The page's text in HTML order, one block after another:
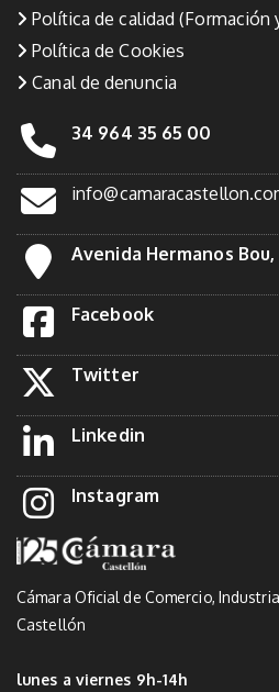
Política de calidad (Formación
Política de Cookies
Canal de denuncia
34 964 35 65 00
Avenida Hermanos Bou,
Facebook
Twitter
Linkedin
Instagram
Cámara Oficial de Comercio,
Castellón
lunes a viernes 9h-14h